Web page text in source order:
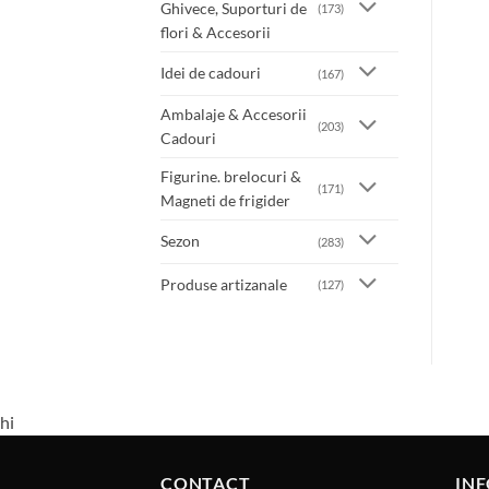
Ghivece, Suporturi de
flori & Accesorii
(173)
Idei de cadouri (167)
Ambalaje & Accesorii
Cadouri
(203)
Figurine. brelocuri &
Magneti de frigider
(171)
Sezon (283)
Produse artizanale (127)
hi
CONTACT